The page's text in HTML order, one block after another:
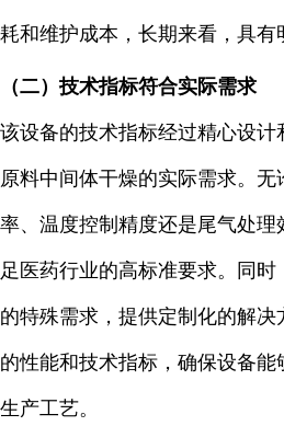
耗和维护成本，长期来看，具有
（二）技术指标符合实际需求
该设备的技术指标经过精心设
原料中间体干燥的实际需求。
率、温度控制精度还是尾气处
足医药行业的高标准要求。同
的特殊需求，提供定制化的解
的性能和技术指标，确保设备
生产工艺。